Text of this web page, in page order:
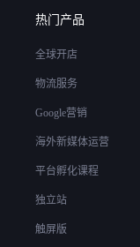
热门产品
全球开店
物流服务
Google营销
海外新媒体运营
平台孵化课程
独立站
触屏版